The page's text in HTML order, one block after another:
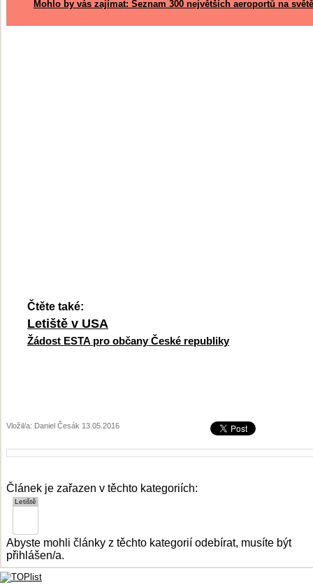
Mohlo by vás zajímat: Seznam 300 největších aeroportů na světě
Čtěte také:
Letiště v USA
Žádost ESTA pro občany České republiky
Vložil/a: Daniel Česák 13.05.2016
Článek je zařazen v těchto kategoriích:
Abyste mohli články z těchto kategorií odebírat, musíte být
přihlášen/a.